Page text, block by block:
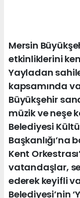
Mersin
etkinliklerini
Yayladan
kapsamında
Büyükşehir
müzik ve neşe
Belediyesi
Başkanlığı’na
Kent
vatandaşlar,
ederek keyifli
Belediyesi’nin